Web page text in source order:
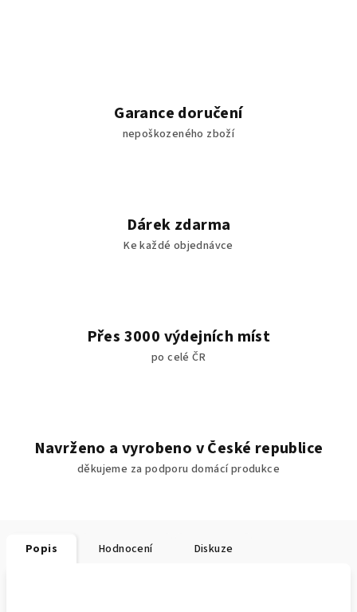
Garance doručení
nepoškozeného zboží
Dárek zdarma
Ke každé objednávce
Přes 3000 výdejních míst
po celé ČR
Navrženo a vyrobeno v České republice
děkujeme za podporu domácí produkce
Popis Hodnocení Diskuze